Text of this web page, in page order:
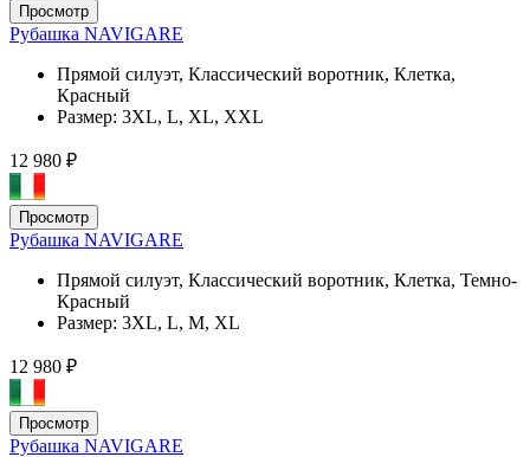
Просмотр
Рубашка NAVIGARE
Прямой силуэт, Классический воротник, Клетка,
Красный
Размер: 3XL, L, XL, XXL
12 980 ₽
Просмотр
Рубашка NAVIGARE
Прямой силуэт, Классический воротник, Клетка, Темно-
Красный
Размер: 3XL, L, M, XL
12 980 ₽
Просмотр
Рубашка NAVIGARE